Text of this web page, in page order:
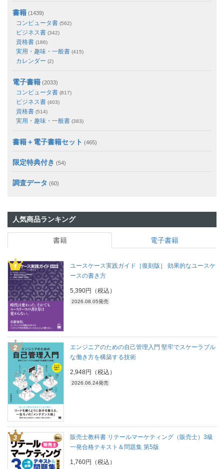
書籍 (1439)
コンピュータ書 (562)
ビジネス書 (342)
資格書 (186)
実用・趣味・一般書 (415)
カレンダー (2)
電子書籍 (2033)
コンピュータ書 (817)
ビジネス書 (403)
資格書 (514)
実用・趣味・一般書 (383)
書籍＋電子書籍セット (465)
限定特典付き (54)
調査データ (60)
人気商品ランキング
書籍 電子書籍
ユースケース実践ガイド［復刻版］ 効果的なユースケ
ースの書き方
5,390円（税込）
2026.08.05発売
エンジニアのための自己管理入門 堅牢でスケーラブル
な働き方を構築する技術
2,948円（税込）
2026.06.24発売
販売士教科書 リテールマーケティング（販売士）3級
一発合格テキスト＆問題集 第5版
1,760円（税込）